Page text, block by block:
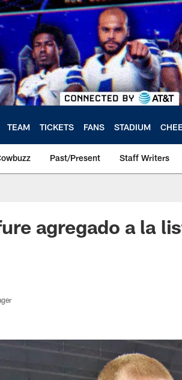
TEAM TICKETS FANS STADIUM
Past/Present Staff Writers
agregado a la